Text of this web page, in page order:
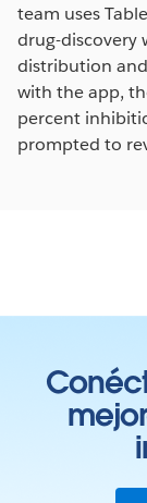
team uses
drug-discovery
distribution
with the app,
percent
prompted to